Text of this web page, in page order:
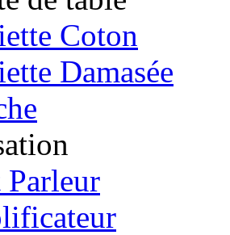
Coton
Damasée
Parleur